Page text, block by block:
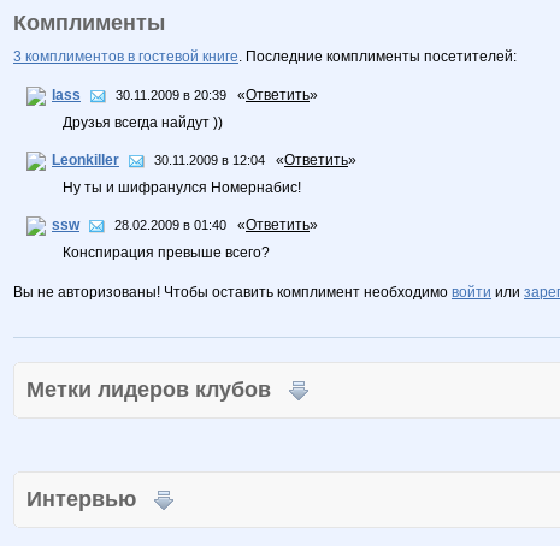
Комплименты
3 комплиментов в гостевой книге. Последние комплименты посетителей:
lass 30.11.2009 в 20:39 «Ответить»
Друзья всегда найдут ))
Leonkiller 30.11.2009 в 12:04 «Ответить»
Ну ты и шифранулся Номернабис!
ssw 28.02.2009 в 01:40 «Ответить»
Конспирация превыше всего?
Вы не авторизованы! Чтобы оставить комплимент необходимо войти или
Метки лидеров клубов
Интервью